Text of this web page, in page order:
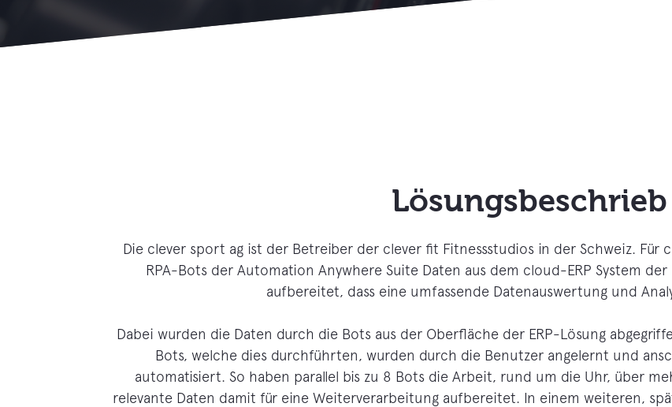
Lösungsbeschrieb
Die clever sport ag ist der Betreiber der clever fit Fitnessstudios in der Schweiz. Für
RPA-Bots der Automation Anywhere Suite Daten aus dem cloud-ERP System
aufbereitet, dass eine umfassende Datenauswertung und
Dabei wurden die Daten durch die Bots aus der Oberfläche der ERP-Lösung
Bots, welche dies durchführten, wurden durch die Benutzer angelernt und
automatisiert. So haben parallel bis zu 8 Bots die Arbeit, rund um die Uhr, über
relevante Daten damit für eine Weiterverarbeitung aufbereitet. In einem weiteren,